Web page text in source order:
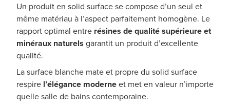
Un produit en solid surface se compose d’un seul et
même matériau à l’aspect parfaitement homogène. Le
rapport optimal entre résines de qualité supérieure et
minéraux naturels garantit un produit d’excellente
qualité.
La surface blanche mate et propre du solid surface
respire l’élégance moderneet met en valeur n’importe
quelle salle de bains contemporaine.